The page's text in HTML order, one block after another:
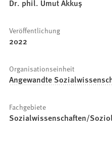
Dr. phil. Umut Akkuş
Veröffentlichung
2022
Organisationseinheit
Angewandte
Fachgebiete
Sozialwissenschaften/